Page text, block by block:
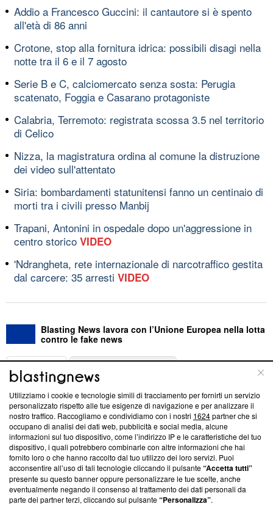
Addio a Francesco Guccini: il cantautore si è spento
all'età di 86 anni
Crotone, stop alla fornitura idrica: possibili disagi nella
notte tra il 6 e il 7 agosto
Serie B e C, calciomercato senza sosta: Perugia
scatenato, Foggia e Casarano protagoniste
Calabria, Terremoto: registrata scossa 3.5 nel territorio
di Celico
Nizza, la magistratura ordina al comune la distruzione
dei video sull'attentato
Siria: bombardamenti statunitensi fanno un centinaio di
morti tra i civili presso Manbij
Trapani, Antonini in ospedale dopo un'aggressione in
centro storico VIDEO
'Ndrangheta, rete internazionale di narcotraffico gestita
dal carcere: 35 arresti VIDEO
Blasting News lavora con l’Unione Europea nella lotta
contro le fake news
ABOUT
Questa sezione offre informazioni trasparenti su Blasting
News, sui nostri processi editoriali e su come ci impegniamo a
creare news di qualità. Inoltre, afferma la nostra aderenza a
‘Trust Project - News with Integrity’Blasting News non è
ancora membro del programma, ma ha richiesto di farne
parte; Trust Project non ha ancora effettuato una verifica di
conformità agli standard.
Su di noi
Utilizziamo i cookie e tecnologie simili di tracciamento per fornirti un servizio
personalizzato rispetto alle tue esigenze di navigazione e per analizzare il
nostro traffico. Raccogliamo e condividiamo con i nostri 1624partner che si
occupano di analisi dei dati web, pubblicità e social media, alcune
informazioni sul tuo dispositivo, come l’indirizzo IP e le caratteristiche del tuo
dispositivo, i quali potrebbero combinarle con altre informazioni che hai
fornito loro o che hanno raccolto dal tuo utilizzo dei loro servizi. Puoi
acconsentire all’uso di tali tecnologie cliccando il pulsante“Accetta tutti”
presente su questo banner oppure personalizzare le tue scelte, anche
eventualmente negando il consenso al trattamento dei dati personali da
parte dei partner terzi, cliccando sul pulsante“Personalizza”.